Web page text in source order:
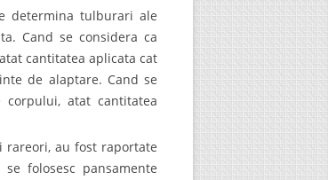
determina tulburari ale
Cand se considera ca
cantitatea aplicata cat
de alaptare. Cand se
atat cantitatea
rareori, au fost raportate
folosesc pansamente